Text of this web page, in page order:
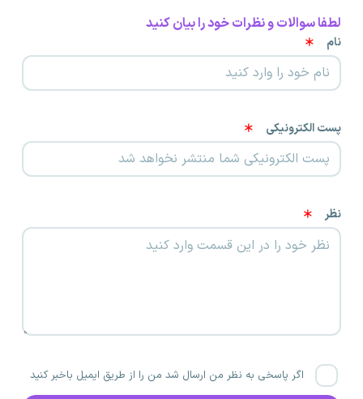
لطفا سوالات و نظرات خود را بیان کنید
نام
پست الکترونیکی
نظر
اگر پاسخی به نظر من ارسال شد من را از طریق ایمیل باخبر کنید